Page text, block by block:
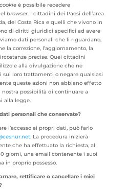
cookieè possibile recedere
browser. I cittadini dei Paesi dell’area
del Costa Rica e quelli che vivono in
di diritti giuridici specifici ad avere
dati personali che li riguardano,
la correzione, l’aggiornamento, la
precise. Quei cittadini
e alla divulgazione che ne
sui loro trattamenti o negare qualsiasi
queste azioni non abbiano effetto
nostra possibilità di continuare a
alla legge.
personali che conservate?
l’accesso ai propri dati, può farlo
. La procedura inizierà
che ha effettuato la richiesta, al
giorni, una email contenente i suoi
in proprio possesso.
rettificare o cancellare i miei